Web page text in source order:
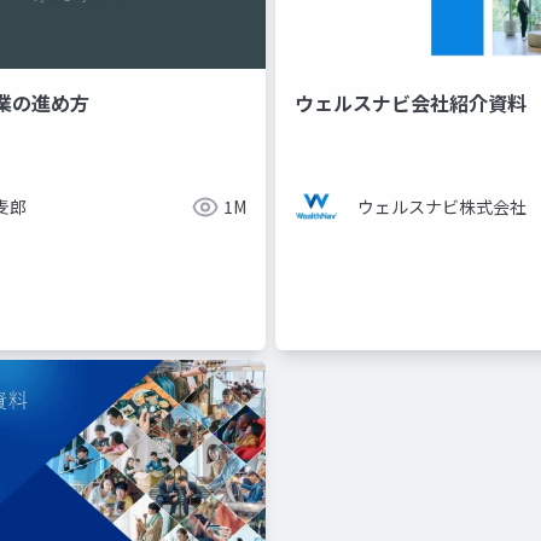
の進め方
郎 1M
ウェルスナビ会社紹介資料
ウェルスナビ株式会社